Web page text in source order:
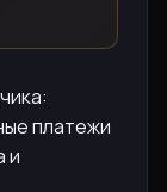
платежи
и